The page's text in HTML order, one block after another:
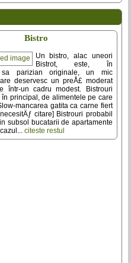
Bistro
Un bistro, alac uneori
Bistrot, este, în
sa parizian originale, un mic
deservesc un preÅ£ moderat
într-un cadru modest. Bistrouri
în principal, de alimentele pe care
mancarea gatita ca carne fiert
citare] Bistrouri probabil
subsol bucatarii de apartamente
citeste restul